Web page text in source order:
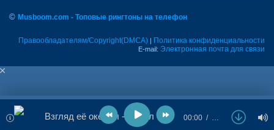
© Musboom.com - Топовые рингтоны на телефон
Правообладателям/Copyright(DMCA) | Политика конфиденциальности
E-mail: Электронная почта для связи
Взгляд её океаны - Кэмбл 00:00 …